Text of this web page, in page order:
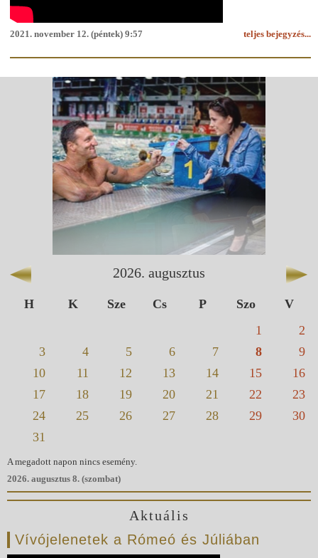
teljes bejegyzés...
2021. november 12. (péntek) 9:57
2026. augusztus
H K Sze Cs P Szo
V
1
2
3
4 5 6 7 8
9
10
11 12 13 14 15
16
17
18 19 20 21 22
23
24
25 26 27 28 29
30
31
A megadott napon nincs esemény.
2026. augusztus 8. (szombat)
Aktuális
Vívójelenetek a Rómeó és Júliában